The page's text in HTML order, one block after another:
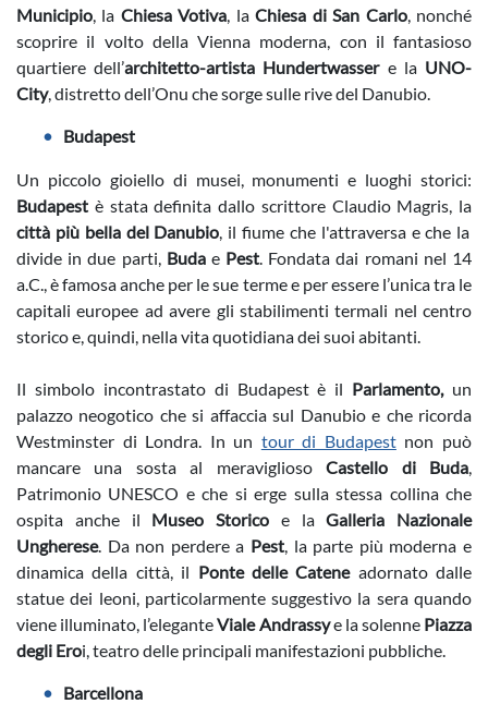
Municipio, la Chiesa Votiva, laChiesa di San Carlo, nonché
scoprire il volto della Vienna moderna, con il fantasioso
quartiere dell’architetto-artista Hundertwasser e la UNO-
City, distretto dell’Onu che sorge sulle rive del Danubio.
Budapest
Un piccolo gioiello di musei, monumenti e luoghi storici:
Budapest è stata definita dallo scrittore Claudio Magris, la
città più bella del Danubio, il fiume che l'attraversa e che la
divide in due parti, Budae Pest. Fondata dai romani nel 14
a.C., è famosa anche per le sue terme e per essere l’unica tra le
capitali europee ad avere gli stabilimenti termali nel centro
storico e, quindi, nella vita quotidiana dei suoi abitanti.
Il simbolo incontrastato di Budapest è il Parlamento,un
palazzo neogotico che si affaccia sul Danubio e che ricorda
Westminster di Londra. In un tour di Budapestnon può
mancare una sosta al meravigliosoCastello di Buda,
Patrimonio UNESCO e che si erge sulla stessa collina che
ospita anche il Museo Storico e laGalleria Nazionale
Ungherese. Da non perdere a Pest, la parte più moderna e
dinamica della città, il Ponte delle Cateneadornato dalle
statue dei leoni, particolarmente suggestivo la sera quando
viene illuminato, l’eleganteViale Andrassye la solenne Piazza
degli Eroi, teatro delle principali manifestazioni pubbliche.
Barcellona